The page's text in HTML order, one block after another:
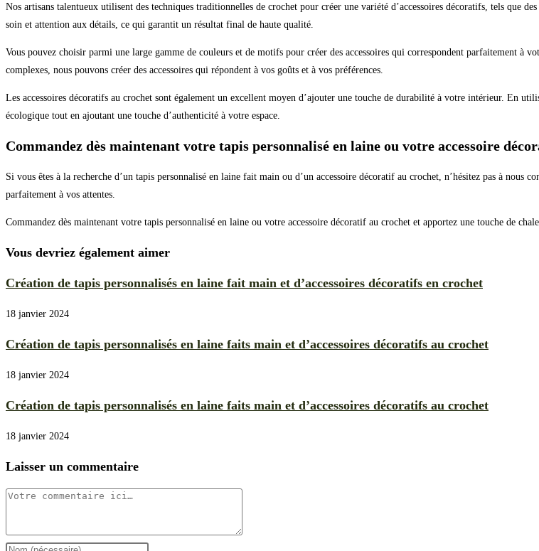
Nos artisans talentueux utilisent des techniques traditionnelles de crochet pour créer une variété d’accessoires décoratifs, tels que
soin et attention aux détails, ce qui garantit un résultat final de haute qualité.
Vous pouvez choisir parmi une large gamme de couleurs et de motifs pour créer des accessoires qui correspondent parfaitement à
complexes, nous pouvons créer des accessoires qui répondent à vos goûts et à vos préférences.
Les accessoires décoratifs au crochet sont également un excellent moyen d’ajouter une touche de durabilité à votre intérieur. En
écologique tout en ajoutant une touche d’authenticité à votre espace.
Commandez dès maintenant votre tapis personnalisé en laine ou votre accessoire
Si vous êtes à la recherche d’un tapis personnalisé en laine fait main ou d’un accessoire décoratif au crochet, n’hésitez pas à nous
parfaitement à vos attentes.
Commandez dès maintenant votre tapis personnalisé en laine ou votre accessoire décoratif au crochet et apportez une touche de
Vous devriez également aimer
Création de tapis personnalisés en laine fait main et d’accessoires décoratifs en crochet
18 janvier 2024
Création de tapis personnalisés en laine faits main et d’accessoires décoratifs au crochet
18 janvier 2024
Création de tapis personnalisés en laine faits main et d’accessoires décoratifs au crochet
18 janvier 2024
Laisser un commentaire